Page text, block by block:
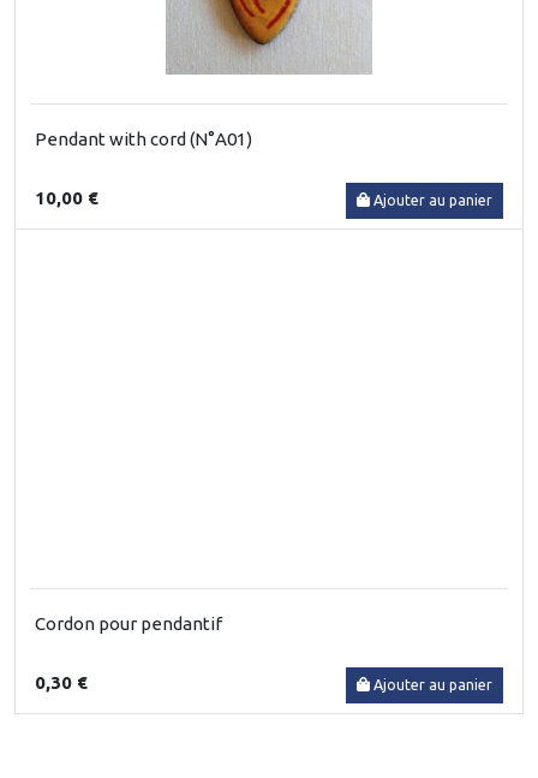
Pendant with cord (N°A01)
10,00 € Ajouter au panier
Cordon pour pendantif
0,30 € Ajouter au panier